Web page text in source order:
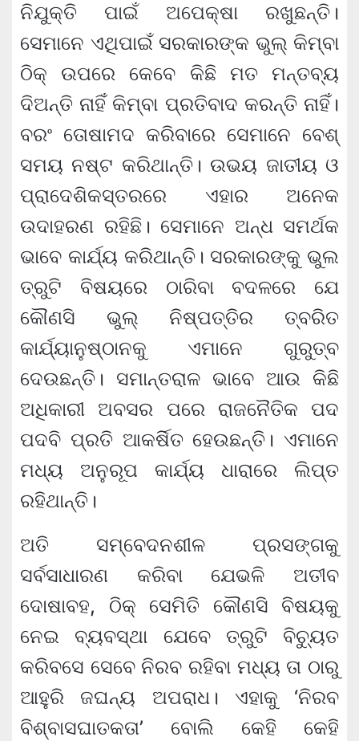
ନିଯୁକ୍ତି ପାଇଁ ଅପେକ୍ଷା ରଖୁଛନ୍ତି।
ସେମାନେ ଏଥିପାଇଁ ସରକାରଙ୍କ ଭୁଲ୍ କିମ୍ବା
ଠିକ୍ ଉପରେ କେବେ କିଛି ମତ ମନ୍ତବ୍ୟ
ଦିଅନ୍ତି ନାହିଁ କିମ୍ବା ପ୍ରତିବାଦ କରନ୍ତି ନାହିଁ।
ବରଂ ତୋଷାମଦ କରିବାରେ ସେମାନେ ବେଶ୍
ସମୟ ନଷ୍ଟ କରିଥାନ୍ତି। ଉଭୟ ଜାତୀୟ ଓ
ପ୍ରାଦେଶିକସ୍ତରରେ ଏହାର ଅନେକ
ଉଦାହରଣ ରହିଛି। ସେମାନେ ଅନ୍ଧ ସମର୍ଥକ
ଭାବେ କାର୍ଯ୍ୟ କରିଥାନ୍ତି। ସରକାରଙ୍କୁ ଭୁଲ
ତ୍ରୁଟି ବିଷୟରେ ଠାରିବା ବଦଳରେ ଯେ
କୌଣସି ଭୁଲ୍ ନିଷ୍ପତ୍ତିର ତ୍ବରିତ
କାର୍ଯ୍ୟାନୁଷ୍ଠାନକୁ ଏମାନେ ଗୁରୁତ୍ବ
ଦେଉଛନ୍ତି। ସମାନ୍ତରାଳ ଭାବେ ଆଉ କିଛି
ଅଧିକାରୀ ଅବସର ପରେ ରାଜନୈତିକ ପଦ
ପଦବି ପ୍ରତି ଆକର୍ଷିତ ହେଉଛନ୍ତି। ଏମାନେ
ମଧ୍ୟ ଅନୁରୂପ କାର୍ଯ୍ୟ ଧାରାରେ ଲିପ୍ତ
ରହିଥାନ୍ତି।
ଅତି ସମ୍ବେଦନଶୀଳ ପ୍ରସଙ୍ଗକୁ
ସର୍ବସାଧାରଣ କରିବା ଯେଭଳି ଅତୀବ
ଦୋଷାବହ, ଠିକ୍ ସେମିତି କୌଣସି ବିଷୟକୁ
ନେଇ ବ୍ୟବସ୍ଥା ଯେବେ ତ୍ରୁଟି ବିଚ୍ୟୁତ
କରିବସେ ସେବେ ନିରବ ରହିବା ମଧ୍ୟ ତା ଠାରୁ
ଆହୁରି ଜଘନ୍ୟ ଅପରାଧ। ଏହାକୁ ‘ନିରବ
ବିଶ୍ବାସଘାତକତା’ ବୋଲି କେହି କେହି